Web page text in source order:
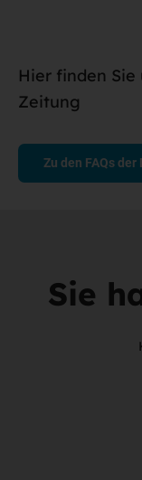
Hier finden Sie
Zeitung
Zu den FAQs
Sie